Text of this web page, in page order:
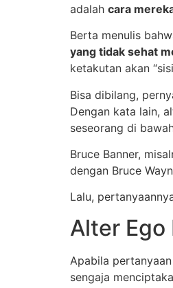
adalah cara
Berta menulis
yang tidak sehat
ketakutan akan
Bisa dibilang,
Dengan kata lain,
seseorang di
Bruce Banner,
dengan Bruce
Lalu,
Alter Ego
Apabila
sengaja